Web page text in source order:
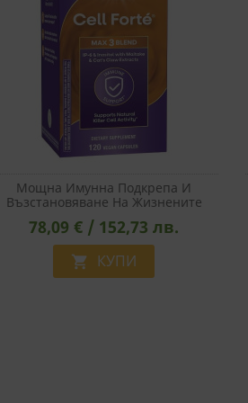
Мощна Имунна Подкрепа И
Възстановяване На Жизнените
Сили - Cell Forté MAX³ Формула, 120
Капсули
78,09 € / 152,73 лв.
 КУПИ